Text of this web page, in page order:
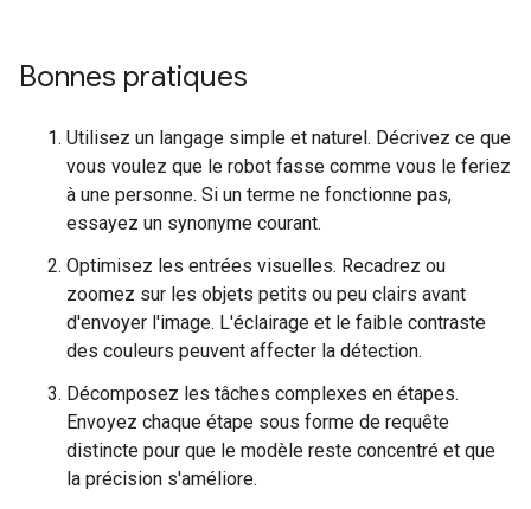
Bonnes pratiques
Utilisez un langage simple et naturel. Décrivez ce que
vous voulez que le robot fasse comme vous le feriez
à une personne. Si un terme ne fonctionne pas,
essayez un synonyme courant.
Optimisez les entrées visuelles. Recadrez ou
zoomez sur les objets petits ou peu clairs avant
d'envoyer l'image. L'éclairage et le faible contraste
des couleurs peuvent affecter la détection.
Décomposez les tâches complexes en étapes.
Envoyez chaque étape sous forme de requête
distincte pour que le modèle reste concentré et que
la précision s'améliore.